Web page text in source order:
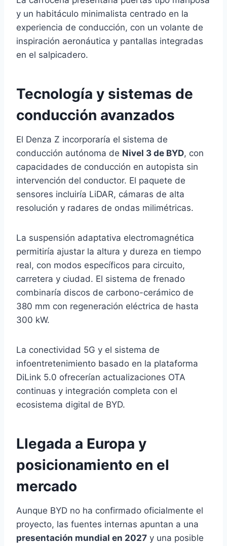
y un habitáculo minimalista centrado en la
experiencia de conducción, con un volante de
inspiración aeronáutica y pantallas integradas
en el salpicadero.
Tecnología y sistemas de
conducción avanzados
El Denza Z incorporaría el sistema de
conducción autónoma de Nivel 3 de BYD, con
capacidades de conducción en autopista sin
intervención del conductor. El paquete de
sensores incluiría LiDAR, cámaras de alta
resolución y radares de ondas milimétricas.
La suspensión adaptativa electromagnética
permitiría ajustar la altura y dureza en tiempo
real, con modos específicos para circuito,
carretera y ciudad. El sistema de frenado
combinaría discos de carbono-cerámico de
380 mm con regeneración eléctrica de hasta
300 kW.
La conectividad 5G y el sistema de
infoentretenimiento basado en la plataforma
DiLink 5.0 ofrecerían actualizaciones OTA
continuas y integración completa con el
ecosistema digital de BYD.
Llegada a Europa y
posicionamiento en el
mercado
Aunque BYD no ha confirmado oficialmente el
proyecto, las fuentes internas apuntan a una
presentación mundial en 2027 y una posible